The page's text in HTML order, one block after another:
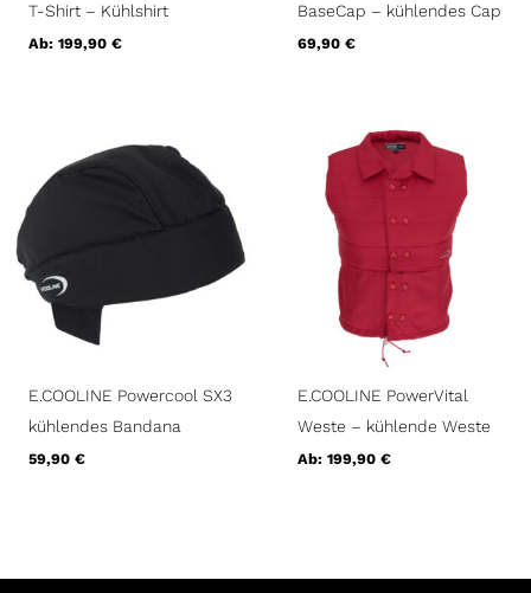
T-Shirt – Kühlshirt
Ab:199,90€
BaseCap – kühlendes Cap
69,90 €
E.COOLINE Powercool SX3
kühlendes Bandana
59,90€
E.COOLINE PowerVital
Weste – kühlende Weste
Ab: 199,90 €